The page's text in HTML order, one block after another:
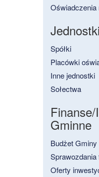
Oświadczenia
Spółki
Placówki
Inne jednostki
Sołectwa
Gminne
Budżet Gminy
Oferty